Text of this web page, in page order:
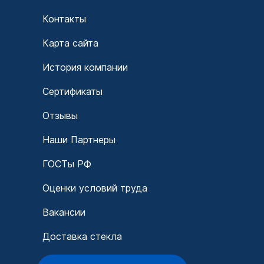
Контакты
Карта сайта
История компании
Сертификаты
Отзывы
Наши Партнеры
ГОСТы РФ
Оценки условий труда
Вакансии
Доставка стекла